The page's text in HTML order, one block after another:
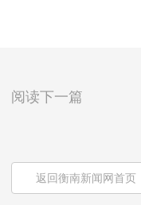
阅读下一篇
返回衡南新闻网首页